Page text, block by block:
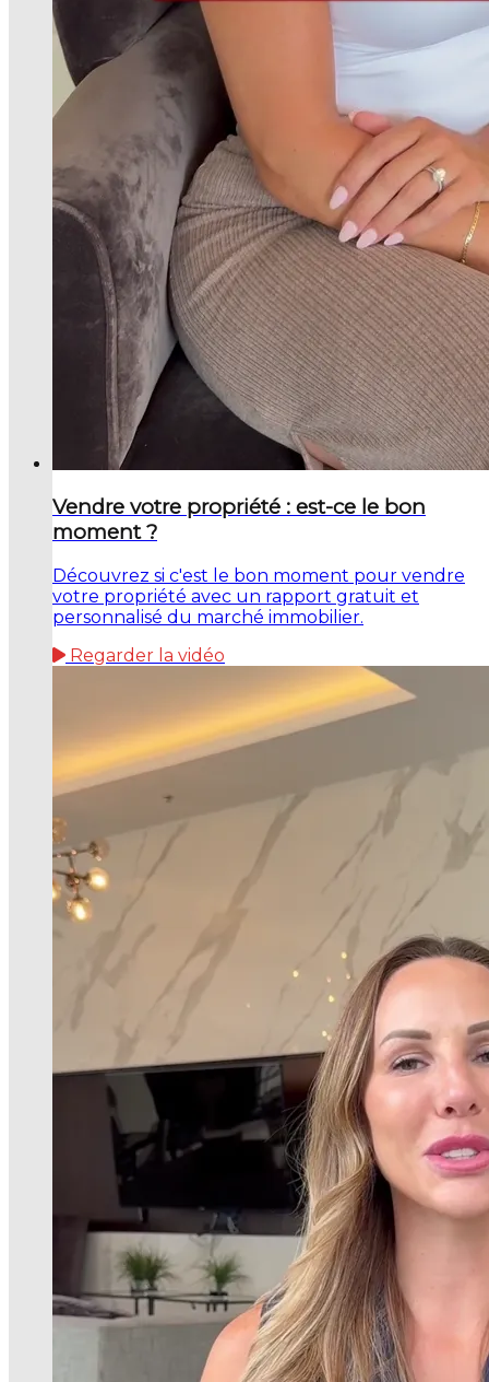
Vendre votre propriété : est-ce le bon
moment ?
Découvrez si c'est le bon moment pour vendre
votre propriété avec un rapport gratuit et
personnalisé du marché immobilier.
Regarder la vidéo